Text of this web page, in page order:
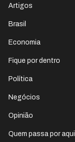
Artigos
Brasil
Economia
Fique por dentro
Política
Negócios
Opinião
Quem passa por aqui